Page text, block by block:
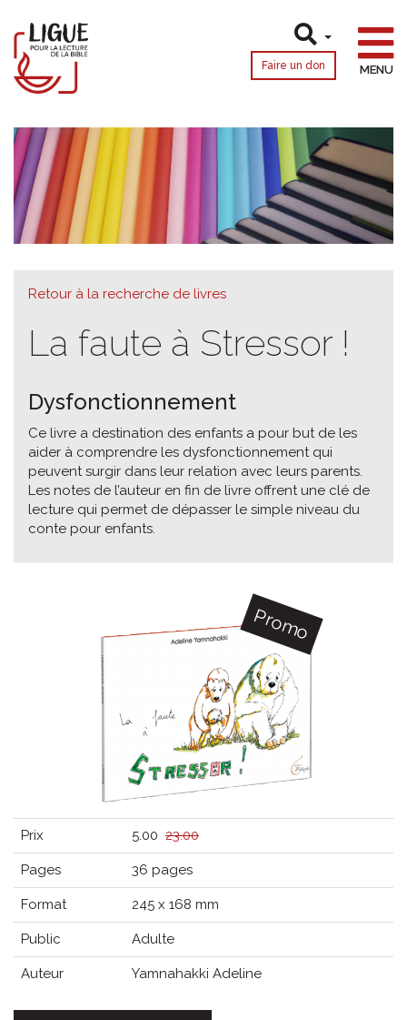
Faire un don MENU
Retour à la recherche de livres
La faute à Stressor !
Dysfonctionnement
Ce livre a destination des enfants a pour but de les
aider à comprendre les dysfonctionnement qui
peuvent surgir dans leur relation avec leurs parents.
Les notes de l’auteur en fin de livre offrent une clé de
lecture qui permet de dépasser le simple niveau du
conte pour enfants.
Promo
Prix 5.00 23.00
Pages 36 pages
Format 245 x 168 mm
Public Adulte
Auteur Yamnahakki Adeline